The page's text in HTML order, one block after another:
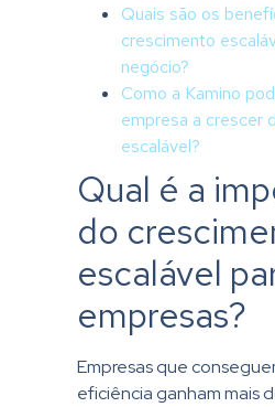
Quais são os
crescimento
negócio?
Como a Kamino
empresa a crescer
escalável?
Qual é a
do
escalável
empresas?
Empresas que
eficiência ganham mais